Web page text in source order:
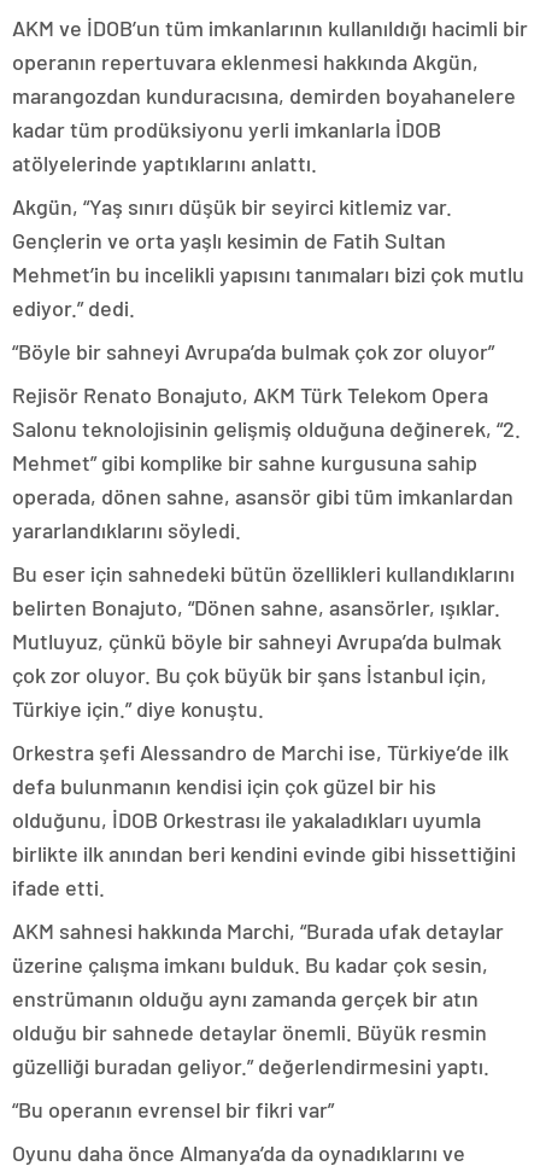
AKM ve İDOB’un tüm imkanlarının kullanıldığı hacimli bir
operanın repertuvara eklenmesi hakkında Akgün,
marangozdan kunduracısına, demirden boyahanelere
kadar tüm prodüksiyonu yerli imkanlarla İDOB
atölyelerinde yaptıklarını anlattı.
Akgün, “Yaş sınırı düşük bir seyirci kitlemiz var.
Gençlerin ve orta yaşlı kesimin de Fatih Sultan
Mehmet’in bu incelikli yapısını tanımaları bizi çok mutlu
ediyor.” dedi.
“Böyle bir sahneyi Avrupa’da bulmak çok zor oluyor”
Rejisör Renato Bonajuto, AKM Türk Telekom Opera
Salonu teknolojisinin gelişmiş olduğuna değinerek, “2.
Mehmet” gibi komplike bir sahne kurgusuna sahip
operada, dönen sahne, asansör gibi tüm imkanlardan
yararlandıklarını söyledi.
Bu eser için sahnedeki bütün özellikleri kullandıklarını
belirten Bonajuto, “Dönen sahne, asansörler, ışıklar.
Mutluyuz, çünkü böyle bir sahneyi Avrupa’da bulmak
çok zor oluyor. Bu çok büyük bir şans İstanbul için,
Türkiye için.” diye konuştu.
Orkestra şefi Alessandro de Marchi ise, Türkiye’de ilk
defa bulunmanın kendisi için çok güzel bir his
olduğunu, İDOB Orkestrası ile yakaladıkları uyumla
birlikte ilk anından beri kendini evinde gibi hissettiğini
ifade etti.
AKM sahnesi hakkında Marchi, “Burada ufak detaylar
üzerine çalışma imkanı bulduk. Bu kadar çok sesin,
enstrümanın olduğu aynı zamanda gerçek bir atın
olduğu bir sahnede detaylar önemli. Büyük resmin
güzelliği buradan geliyor.” değerlendirmesini yaptı.
“Bu operanın evrensel bir fikri var”
Oyunu daha önce Almanya’da da oynadıklarını ve